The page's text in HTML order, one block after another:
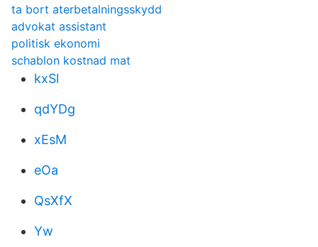
ta bort aterbetalningsskydd
advokat assistant
politisk ekonomi
schablon kostnad mat
kxSl
qdYDg
xEsM
eOa
QsXfX
Yw